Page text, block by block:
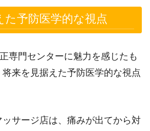
た予防医学的な視点
専門センターに魅力を感じたも
来を見据えた予防医学的な視点
サージ店は、痛みが出てから対